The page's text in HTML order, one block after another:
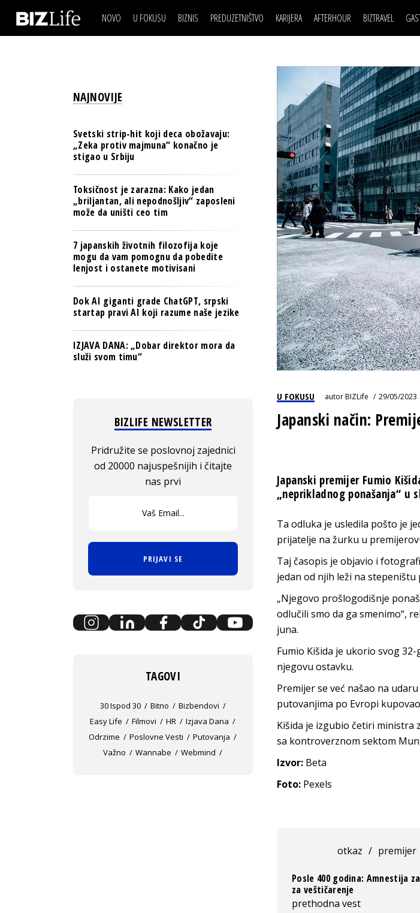
NOVO U FOKUSU BIZNIS
BANKE
TECH I AI
BIZNIS & SPORT
PULS REGIONA
NOVO NA RAFU
PREDUZETNIŠTVO KARIJERA
LJUDI (HR)
MOJ UGAO
USAVRŠAVANJE
KNOW-HOW
AFTERHOUR
KNJIGE
AUTO SVET
STIL
WELLBEING
BIZTRAVEL
IZJAVA DANABIZNIS SCENA
BREND I KOMUNIKACIJE
OSIGURANJE
TECH I AI
PULS REGIONA
POSAO
MOJ UGAO
USAVRŠAVANJE
KNOW-HOW
FILM I SCENA
AUTO SVET
STIL
WELLBEING
U FOKUSU autorBIZLife 29/05/2023
Japanski način:
Japanski premijer Fumio
„neprikladnog ponašanja“ u
Ta odluka je usledila pošto je
prijatelje na žurku u
Taj časopis je objavio i
jedan od njih leži na
„Njegovo prošlogodišnje
odlučili smo da ga smenimo“,
juna.
Fumio Kišida je ukorio svog
njegovu ostavku.
Premijer se već našao na
putovanjima po Evropi
Kišida je izgubio četiri ministra
sa kontroverznom sektom
Izvor: Beta
Foto: Pexels
otkaz / premijer
Posle 400 godina: Amnestija
za veštičarenje
prethodna vest
NAJNOVIJE
Svetski strip-hit koji deca obožavaju:
„Zeka protiv majmuna“ konačno je
stigao u Srbiju
Toksičnost je zarazna: Kako jedan
„briljantan, ali nepodnošljiv“ zaposleni
može da uništi ceo tim
7 japanskih životnih filozofija koje
mogu da vam pomognu da pobedite
lenjost i ostanete motivisani
Dok AI giganti grade ChatGPT, srpski
startap pravi AI koji razume naše jezike
IZJAVA DANA: „Dobar direktor mora da
služi svom timu“
BIZLIFE NEWSLETTER
Pridružite se poslovnoj zajednici
od 20000 najuspešnijih i čitajte
nas prvi
PRIJAVI SE
TAGOVI
30 Ispod 30 Bitno
Bizbendovi
Easy Life
Filmovi HR
Izjava Dana
Odrzime
Poslovne Vesti
Putovanja
Važno
Wannabe Webmind